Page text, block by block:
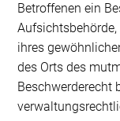
Betroffenen ein
ihres
des Orts des
Beschwerderecht